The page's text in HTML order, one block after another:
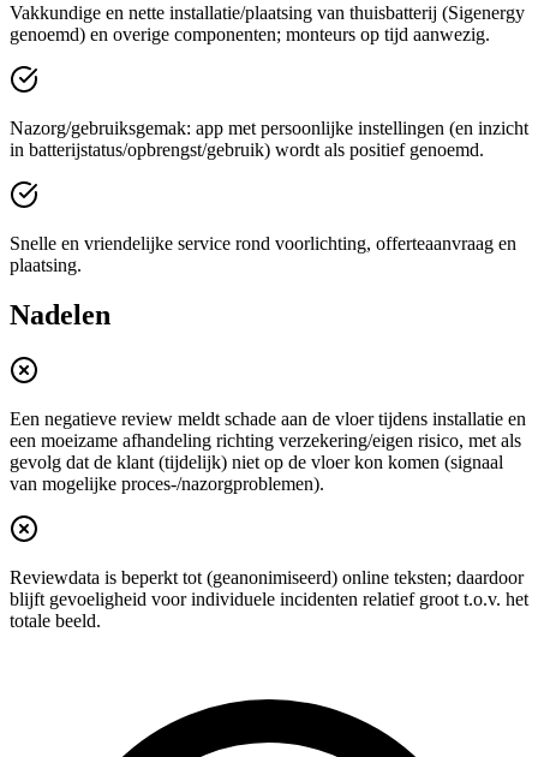
Vakkundige en nette installatie/plaatsing van thuisbatterij (Sigenergy
genoemd) en overige componenten; monteurs op tijd aanwezig.
Nazorg/gebruiksgemak: app met persoonlijke instellingen (en inzicht
in batterijstatus/opbrengst/gebruik) wordt als positief genoemd.
Snelle en vriendelijke service rond voorlichting, offerteaanvraag en
plaatsing.
Nadelen
Een negatieve review meldt schade aan de vloer tijdens installatie en
een moeizame afhandeling richting verzekering/eigen risico, met als
gevolg dat de klant (tijdelijk) niet op de vloer kon komen (signaal
van mogelijke proces-/nazorgproblemen).
Reviewdata is beperkt tot (geanonimiseerd) online teksten; daardoor
blijft gevoeligheid voor individuele incidenten relatief groot t.o.v. het
totale beeld.